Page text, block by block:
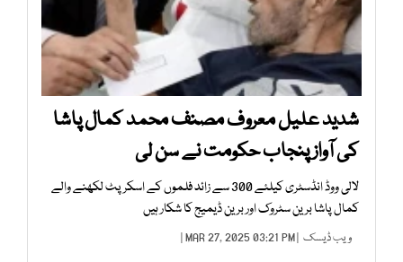
شدید علیل معروف مصنف محمد کمال پاشا
کی آواز پنجاب حکومت نے سن لی
لالی ووڈ انڈسٹری کیلئے 300 سے زائد فلموں کے اسکرپٹ لکھنے والے
کمال پاشا برین سٹروک اور برین ڈیمیج کا شکار ہیں
ویب ڈیسک | MAR 27, 2025 03:21 PM |